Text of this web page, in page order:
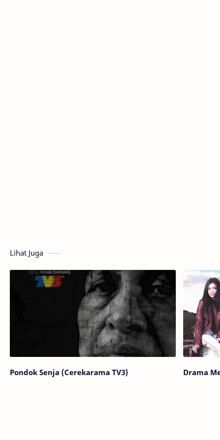
Lihat Juga
Pondok Senja (Cerekarama TV3) Drama